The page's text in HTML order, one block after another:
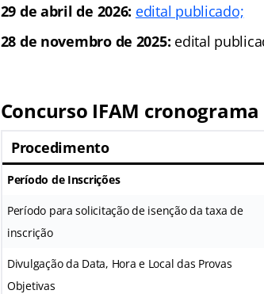
29 de abril de 2026: edital publicado;
28 de novembro de 2025: edital
Concurso IFAM cronograma
Procedimento
Período de Inscrições
Período para solicitação de isenção da taxa de
inscrição
Divulgação da Data, Hora e Local das Provas
Objetivas